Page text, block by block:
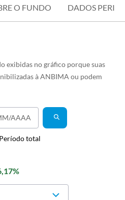
O FUNDO DADOS
exibidas no gráfico porque suas
à ANBIMA ou podem
Período total
%